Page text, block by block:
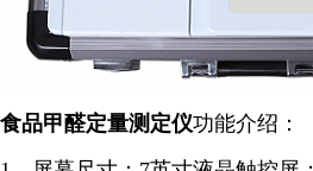
食品甲醛定量测定仪功能介绍：